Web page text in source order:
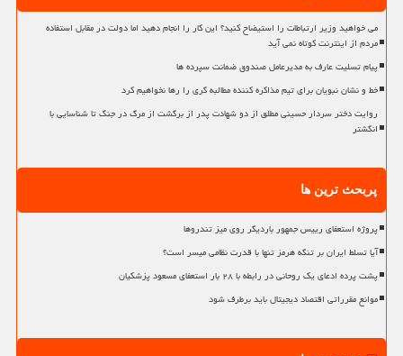
می خواهید وزیر ارتباطات را استیضاح کنید؟ این کار را انجام دهید اما دولت در مقابل استفاده
مردم از اینترنت کوتاه نمی آید
پیام تسلیت عارف به مدیرعامل صندوق ضمانت سپرده ها
خط و نشان نبویان برای تیم مذاکره کننده مطالبه گری را رها نخواهیم کرد
روایت دختر سردار حسینی مطلق از دو شهادت پدر از برگشت از مرگ در جنگ تا شناسایی با
انگشتر
پربحث ترین ها
پروژه استعفای رییس جمهور باردیگر روی میز تندروها
آیا تسلط ایران بر تنگه هرمز تنها با قدرت نظامی میسر است؟
پشت پرده ادعای یک روحانی در رابطه با ۲۸ بار استعفای مسعود پزشکیان
موانع مقرراتی اقتصاد دیجیتال باید برطرف شود